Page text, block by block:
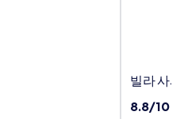
빌
사
빌라 사사
10
8.8/10